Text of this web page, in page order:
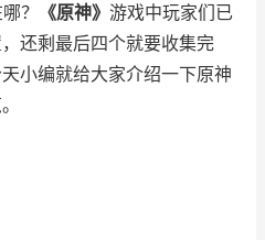
？ 《原神》 游戏中玩家们已
还剩最后四个就要收集完
小编就给大家介绍一下原神